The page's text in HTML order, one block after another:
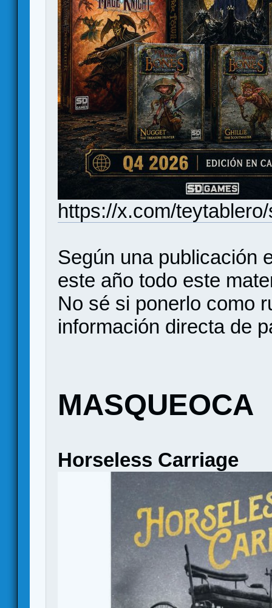
https://x.com/
Según una publicación
este año todo este
No sé si ponerlo como
información directa de
MASQUEOCA
Horseless Carriage